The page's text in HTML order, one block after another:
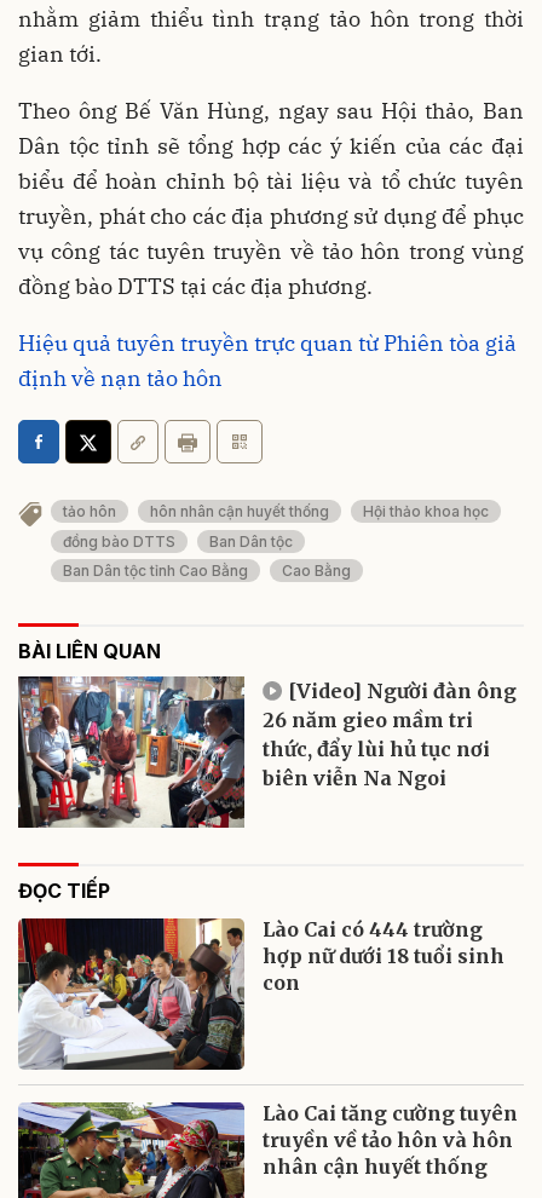
nhằm giảm thiểu tình trạng tảo hôn trong thời
gian tới.
Theo ông Bế Văn Hùng, ngay sau Hội thảo, Ban
Dân tộc tỉnh sẽ tổng hợp các ý kiến của các đại
biểu để hoàn chỉnh bộ tài liệu và tổ chức tuyên
truyền, phát cho các địa phương sử dụng để phục
vụ công tác tuyên truyền về tảo hôn trong vùng
đồng bào DTTS tại các địa phương.
Hiệu quả tuyên truyền trực quan từ Phiên tòa giả
định về nạn tảo hôn
tảo hôn hôn nhân cận huyết thống
Hội thảo khoa học
đồng bào DTTS
Ban Dân tộc
Ban Dân tộc tỉnh Cao Bằng
Cao Bằng
BÀI LIÊN QUAN
[Video] Người đàn ông
26 năm gieo mầm tri
thức, đẩy lùi hủ tục nơi
biên viễn Na Ngoi
ĐỌC TIẾP
Lào Cai có 444 trường
hợp nữ dưới 18 tuổi sinh
con
Lào Cai tăng cường tuyên
truyền về tảo hôn và hôn
nhân cận huyết thống